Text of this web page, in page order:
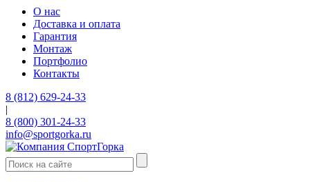
О нас
Доставка и оплата
Гарантия
Монтаж
Портфолио
Контакты
8 (812) 629-24-33
|
8 (800) 301-24-33
info@sportgorka.ru